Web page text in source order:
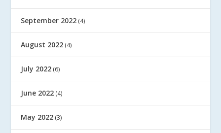
September 2022 (4)
August 2022 (4)
July 2022 (6)
June 2022 (4)
May 2022 (3)